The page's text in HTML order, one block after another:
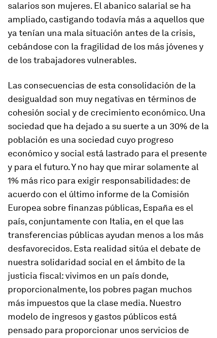
salarios son mujeres. El abanico salarial se ha
ampliado, castigando todavía más a aquellos que
ya tenían una mala situación antes de la crisis,
cebándose con la fragilidad de los más jóvenes y
de los trabajadores vulnerables.
Las consecuencias de esta consolidación de la
desigualdad son muy negativas en términos de
cohesión social y de crecimiento económico. Una
sociedad que ha dejado a su suerte a un 30% de la
población es una sociedad cuyo progreso
económico y social está lastrado para el presente
y para el futuro. Y no hay que mirar solamente al
1% más rico para exigir responsabilidades: de
acuerdo con el último informe de la Comisión
Europea sobre finanzas públicas, España es el
país, conjuntamente con Italia, en el que las
transferencias públicas ayudan menos a los más
desfavorecidos. Esta realidad sitúa el debate de
nuestra solidaridad social en el ámbito de la
justicia fiscal: vivimos en un país donde,
proporcionalmente, los pobres pagan muchos
más impuestos que la clase media. Nuestro
modelo de ingresos y gastos públicos está
pensado para proporcionar unos servicios de